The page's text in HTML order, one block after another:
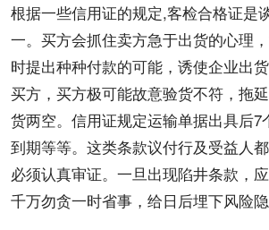
根据一些信用证的规定,客检合格证是
一。买方会抓住卖方急于出货的心理
时提出种种付款的可能，诱使企业出
买方，买方极可能故意验货不符，拖延
货两空。信用证规定运输单据出具后7
到期等等。这类条款议付行及受益人
必须认真审证。一旦出现陷井条款，
千万勿贪一时省事，给日后埋下风险隐